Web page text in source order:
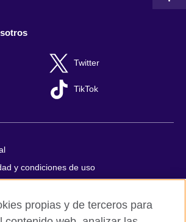
Twitter
TikTok
y condiciones de uso
propias y de terceros para